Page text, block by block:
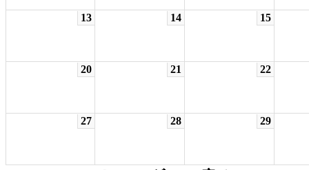
13 14 15
20 21 22
27 28 29